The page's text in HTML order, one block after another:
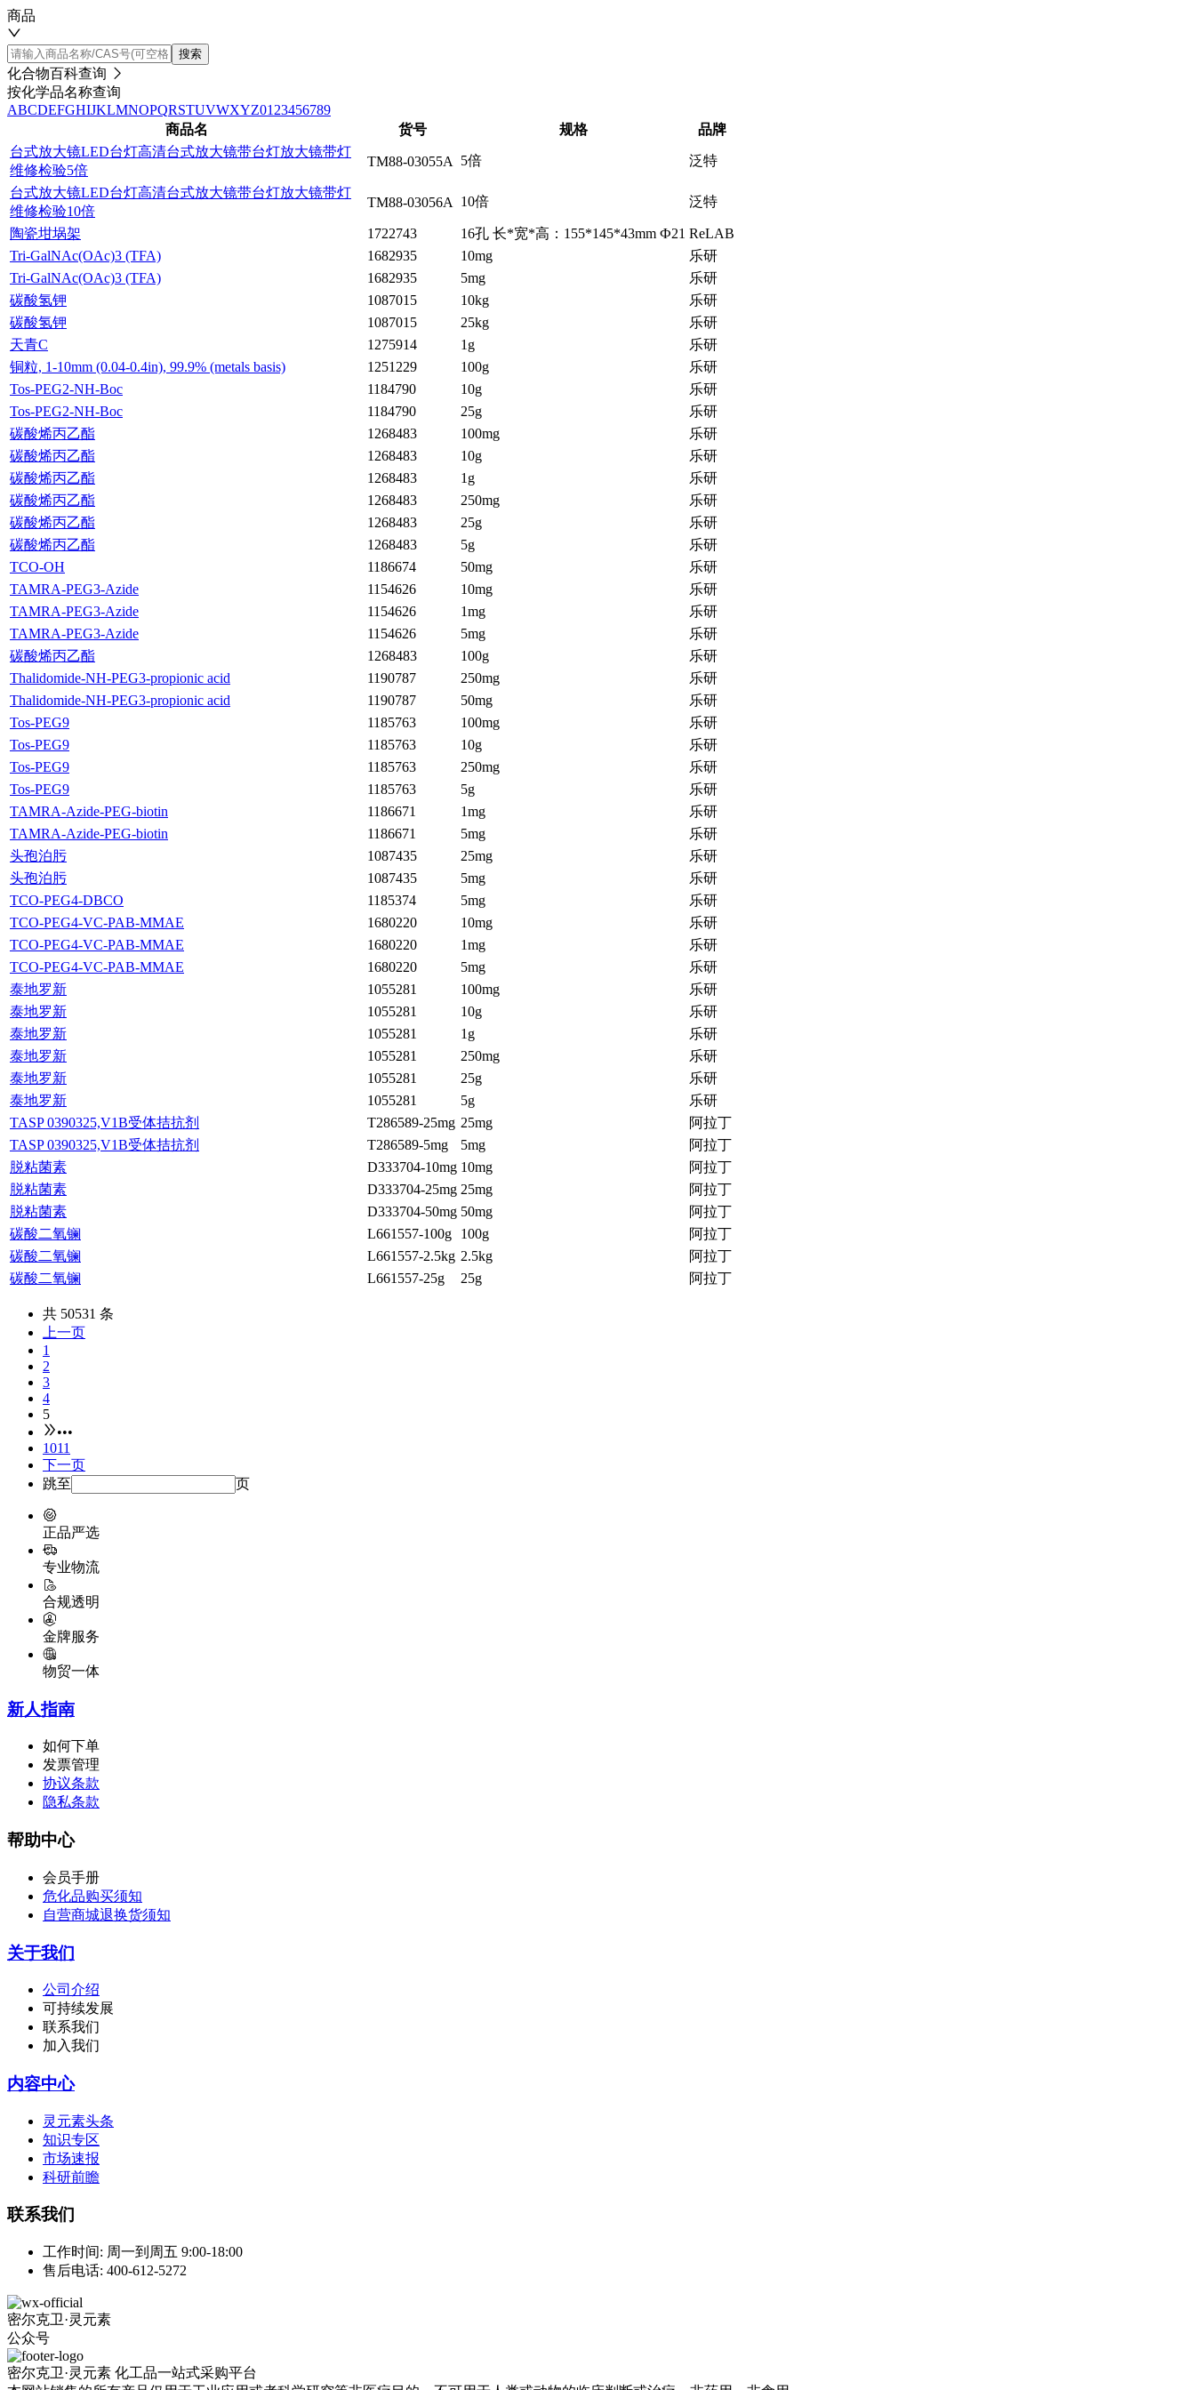
商品
搜索
化合物百科查询
按化学品名称查询
ABCDEFGHIJKLMNOPQRSTUVWXYZ01 23456789
商品名
货号 规格
品牌
台式放大镜LED台灯高清台式放大镜带台灯放大镜带灯
维修检验5倍
TM88-03055A 5倍 泛特
台式放大镜LED台灯高清台式放大镜带台灯放大镜带灯
维修检验10倍
TM88-03056A 10倍 泛特
陶瓷坩埚架 1722743 16孔 长*宽*高：155*145*43mm Ф21 ReLAB
Tri-GalNAc(OAc)3 (TFA)
1682935 10mg
乐研
Tri-GalNAc(OAc)3 (TFA)
1682935 5mg
乐研
碳酸氢钾
1087015 10kg
乐研
碳酸氢钾
1087015 25kg
乐研
天青C
1275914 1g
乐研
铜粒, 1-10mm (0.04-0.4in), 99.9% (metals basis)
1251229 100g
乐研
Tos-PEG2-NH-Boc
1184790 10g
乐研
Tos-PEG2-NH-Boc
1184790 25g
乐研
碳酸烯丙乙酯
1268483 100mg
乐研
碳酸烯丙乙酯
1268483 10g
乐研
碳酸烯丙乙酯
1268483 1g
乐研
碳酸烯丙乙酯
1268483 250mg
乐研
碳酸烯丙乙酯
1268483 25g
乐研
碳酸烯丙乙酯
1268483 5g
乐研
TCO-OH
1186674 50mg
乐研
TAMRA-PEG3-Azide
1154626 10mg
乐研
TAMRA-PEG3-Azide
1154626 1mg
乐研
TAMRA-PEG3-Azide
1154626 5mg
乐研
碳酸烯丙乙酯
1268483 100g
乐研
Thalidomide-NH-PEG3-propionic acid
1190787 250mg
乐研
Thalidomide-NH-PEG3-propionic acid
1190787 50mg
乐研
Tos-PEG9
1185763 100mg
乐研
Tos-PEG9
1185763 10g
乐研
Tos-PEG9
1185763 250mg
乐研
Tos-PEG9
1185763 5g
乐研
TAMRA-Azide-PEG-biotin
1186671 1mg
乐研
TAMRA-Azide-PEG-biotin
1186671 5mg
乐研
头孢泊肟
1087435 25mg
乐研
头孢泊肟
1087435 5mg
乐研
TCO-PEG4-DBCO
1185374 5mg
乐研
TCO-PEG4-VC-PAB-MMAE
1680220 10mg
乐研
TCO-PEG4-VC-PAB-MMAE
1680220 1mg
乐研
TCO-PEG4-VC-PAB-MMAE
1680220 5mg
乐研
泰地罗新
1055281 100mg
乐研
泰地罗新
1055281 10g
乐研
泰地罗新
1055281 1g
乐研
泰地罗新
1055281 250mg
乐研
泰地罗新
1055281 25g
乐研
泰地罗新
1055281 5g
乐研
TASP 0390325,V1B受体拮抗剂
T286589-25mg 25mg
阿拉丁
TASP 0390325,V1B受体拮抗剂
T286589-5mg 5mg
阿拉丁
脱粘菌素
D333704-10mg 10mg
阿拉丁
脱粘菌素
D333704-25mg 25mg
阿拉丁
脱粘菌素
D333704-50mg 50mg
阿拉丁
碳酸二氧镧
L661557-100g 100g
阿拉丁
碳酸二氧镧
L661557-2.5kg 2.5kg
阿拉丁
碳酸二氧镧
L661557-25g 25g 阿拉丁
共 50531 条
上一页
1
2
3
4
5
•••
1011
下一页
跳至
页
正品严选
专业物流
合规透明
金牌服务
物贸一体
新人指南
如何下单
发票管理
协议条款
隐私条款
帮助中心
会员手册
危化品购买须知
自营商城退换货须知
关于我们
公司介绍
可持续发展
联系我们
加入我们
内容中心
灵元素头条
知识专区
市场速报
科研前瞻
联系我们
工作时间: 周一到周五 9:00-18:00
售后电话: 400-612-5272
密尔克卫·灵元素
公众号
密尔克卫·灵元素 化工品一站式采购平台